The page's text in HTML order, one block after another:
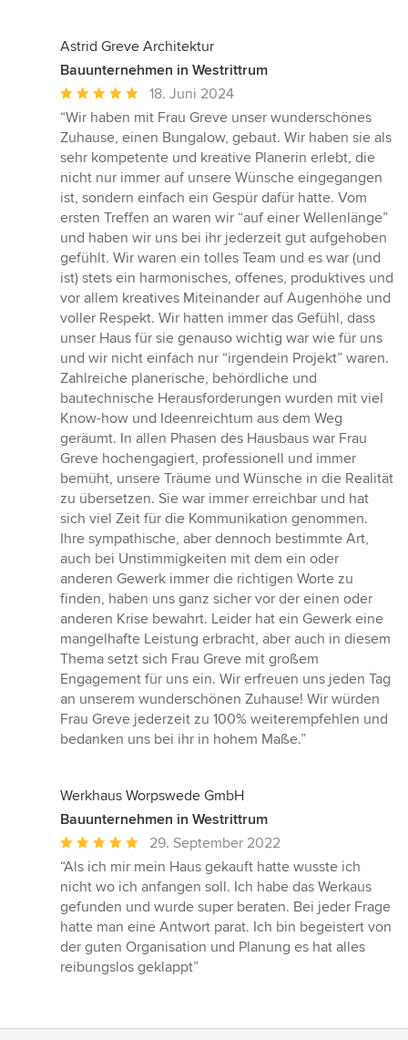
Astrid Greve Architektur
Bauunternehmen in Westrittrum
Durchschnittliche
Bewertung:
5
von
5
Sternen
18. Juni 2024
“Wir haben mit Frau Greve unser wunderschönes
Zuhause, einen Bungalow, gebaut. Wir haben sie als
sehr kompetente und kreative Planerin erlebt, die
nicht nur immer auf unsere Wünsche eingegangen
ist, sondern einfach ein Gespür dafür hatte. Vom
ersten Treffen an waren wir “auf einer Wellenlänge”
und haben wir uns bei ihr jederzeit gut aufgehoben
gefühlt. Wir waren ein tolles Team und es war (und
ist) stets ein harmonisches, offenes, produktives und
vor allem kreatives Miteinander auf Augenhöhe und
voller Respekt. Wir hatten immer das Gefühl, dass
unser Haus für sie genauso wichtig war wie für uns
und wir nicht einfach nur “irgendein Projekt” waren.
Zahlreiche planerische, behördliche und
bautechnische Herausforderungen wurden mit viel
Know-how und Ideenreichtum aus dem Weg
geräumt. In allen Phasen des Hausbaus war Frau
Greve hochengagiert, professionell und immer
bemüht, unsere Träume und Wünsche in die Realität
zu übersetzen. Sie war immer erreichbar und hat
sich viel Zeit für die Kommunikation genommen.
Ihre sympathische, aber dennoch bestimmte Art,
auch bei Unstimmigkeiten mit dem ein oder
anderen Gewerk immer die richtigen Worte zu
finden, haben uns ganz sicher vor der einen oder
anderen Krise bewahrt. Leider hat ein Gewerk eine
mangelhafte Leistung erbracht, aber auch in diesem
Thema setzt sich Frau Greve mit großem
Engagement für uns ein. Wir erfreuen uns jeden Tag
an unserem wunderschönen Zuhause! Wir würden
Frau Greve jederzeit zu 100% weiterempfehlen und
bedanken uns bei ihr in hohem Maße.”
Werkhaus Worpswede GmbH
Bauunternehmen in Westrittrum
Durchschnittliche
Bewertung:
5
von
5
Sternen
29. September 2022
“Als ich mir mein Haus gekauft hatte wusste ich
nicht wo ich anfangen soll. Ich habe das Werkaus
gefunden und wurde super beraten. Bei jeder Frage
hatte man eine Antwort parat. Ich bin begeistert von
der guten Organisation und Planung es hat alles
reibungslos geklappt”